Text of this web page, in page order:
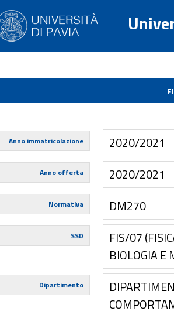
Anno immatricolazione 2020/2021
Anno offerta 2020/2021
Normativa DM270
SSD
FIS/07
BIOLOGIA E
Dipartimento